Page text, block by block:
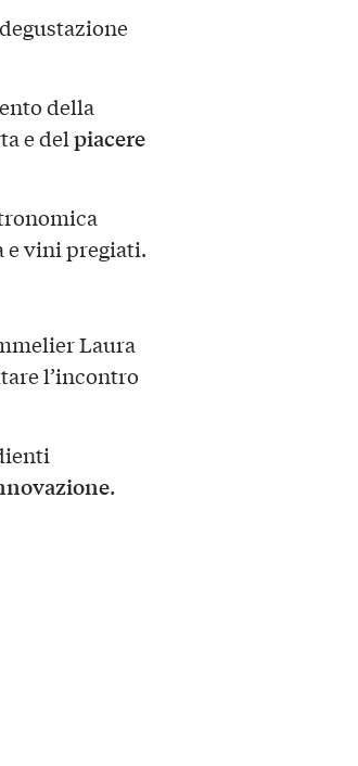
della
e delpiacere
e vini pregiati.
Laura
l’incontro
.